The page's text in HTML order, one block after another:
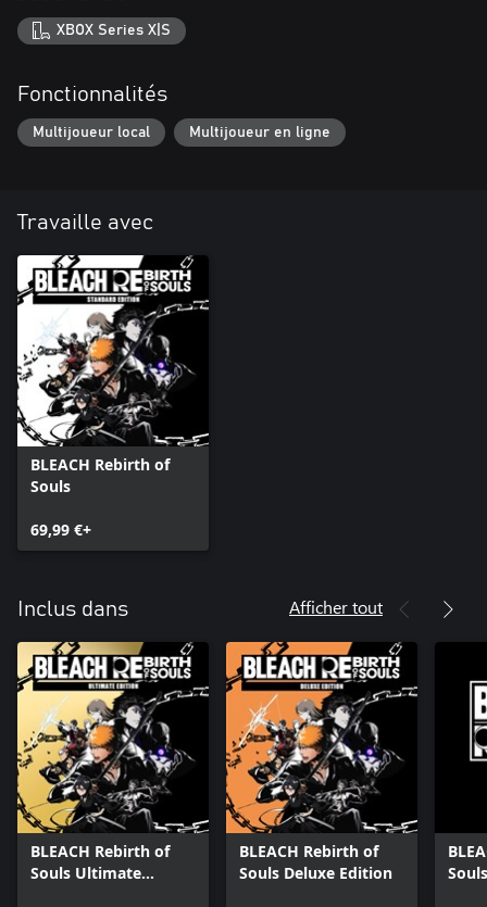
XBOX Series X|S
Fonctionnalités
Multijoueur local Multijoueur en ligne
Travaille avec
BLEACH Rebirth of
Souls
69,99 €+
Inclus dans Afficher tout
BLEACH Rebirth of
Souls Ultimate
BLEACH Rebirth of
Souls Deluxe Edition